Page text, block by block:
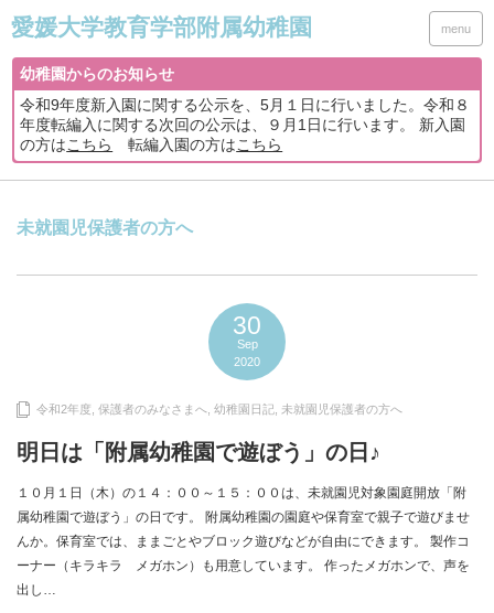
menu
幼稚園からのお知らせ
令和9年度新入園に関する公示を、5月１日に行いました。令和８
年度転編入に関する次回の公示は、９月1日に行います。 新入園
の方はこちら 転編入園の方はこちら
未就園児保護者の方へ
30
Sep
2020
令和2年度 保護者のみなさまへ 幼稚園日記 未就園児保護者の方へ
明日は「附属幼稚園で遊ぼう」の日♪
１０月１日（木）の１４：００～１５：００は、未就園児対象園庭開放「附
属幼稚園で遊ぼう」の日です。 附属幼稚園の園庭や保育室で親子で遊びませ
んか。保育室では、ままごとやブロック遊びなどが自由にできます。 製作コ
ーナー（キラキラ メガホン）も用意しています。 作ったメガホンで、声を
出し…